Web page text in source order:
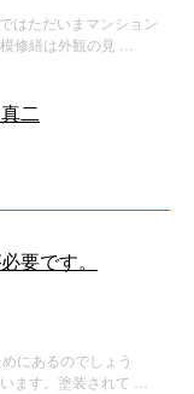
はただいまマンション
修繕は外観の見 …
二
にあるのでしょう
ます。塗装されて …